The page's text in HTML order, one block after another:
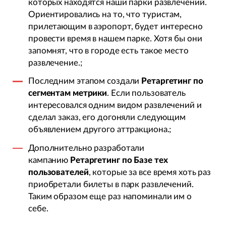
которых находятся наши парки развлечений.
Ориентировались на то, что туристам,
прилетающим в аэропорт, будет интересно
провести время в нашем парке. Хотя бы они
запомнят, что в городе есть такое место
развлечение.;
Последним этапом создали Ретаргетинг по
сегментам метрики. Если пользователь
интересовался одним видом развлечений и
сделал заказ, его догоняли следующим
объявлением другого аттракциона.;
Дополнительно разработали
кампанию Ретаргетинг по Базе тех
пользователей, которые за все время хоть раз
приобретали билеты в парк развлечений.
Таким образом еще раз напоминали им о
себе.